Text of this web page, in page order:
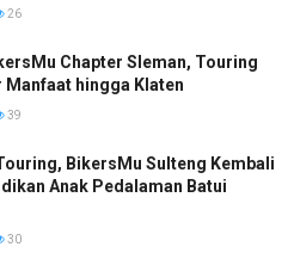
26
Chapter Sleman, Touring
Manfaat hingga Klaten
39
BikersMu Sulteng Kembali
Anak Pedalaman Batui
30